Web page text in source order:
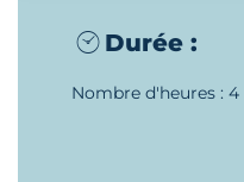
Durée :
Nombre d'heures : 4